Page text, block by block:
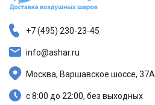
+7 (495) 230-23-45
info@ashar.ru
Москва, Варшавское шоссе, 37А
с 8:00 до 22:00, без выходных